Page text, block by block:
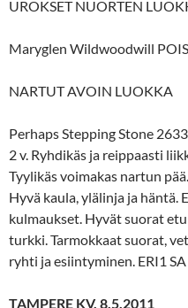
UROKSET NUORTEN
Maryglen Wildwoodwill
NARTUT AVOIN LUOKKA
Perhaps Stepping Stone
2 v. Ryhdikäs ja reippaasti
Tyylikäs voimakas nartun
Hyvä kaula, ylälinja ja häntä.
kulmaukset. Hyvät suorat
turkki. Tarmokkaat suorat,
ryhti ja esiintyminen. ERI1
TAMPERE KV. 8.5.2011